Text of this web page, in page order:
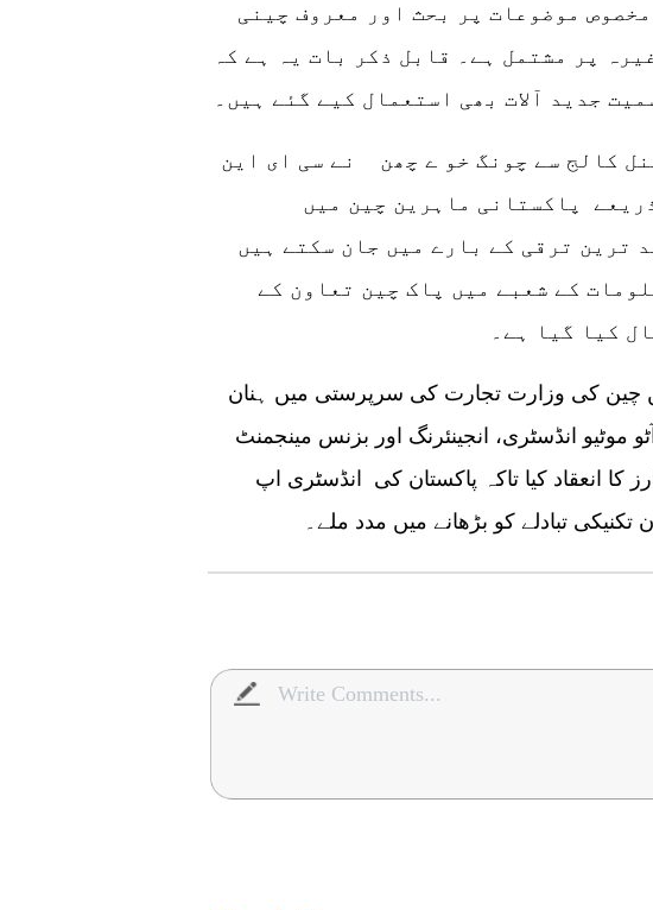
موضوعات پر بحث اور معروف چینی
پر مشتمل ہے۔ قابل ذکر بات یہ ہے کہ
جدید آلات بھی استعمال کیے گئے ہیں۔
کالج سے چونگ خو ے چھن نے سی ای این
پاکستانی ماہرین چین میں
ترین ترقی کے بارے میں جان سکتے ہیں
کے شعبے میں پاک چین تعاون کے
چین کی وزارت تجارت کی سرپرستی میں ہنان
موٹیو انڈسٹری، انجینئرنگ اور بزنس مینجمنٹ
انعقاد کیا تاکہ پاکستان کی انڈسٹری اپ
تبادلے کو بڑھانے میں مدد ملے۔